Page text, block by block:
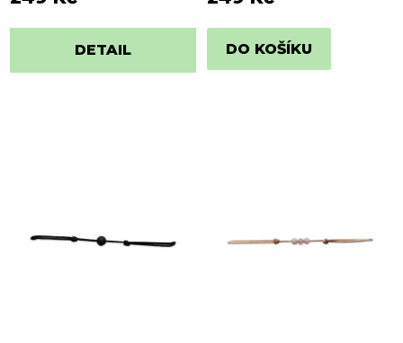
DETAIL DO KOŠÍKU